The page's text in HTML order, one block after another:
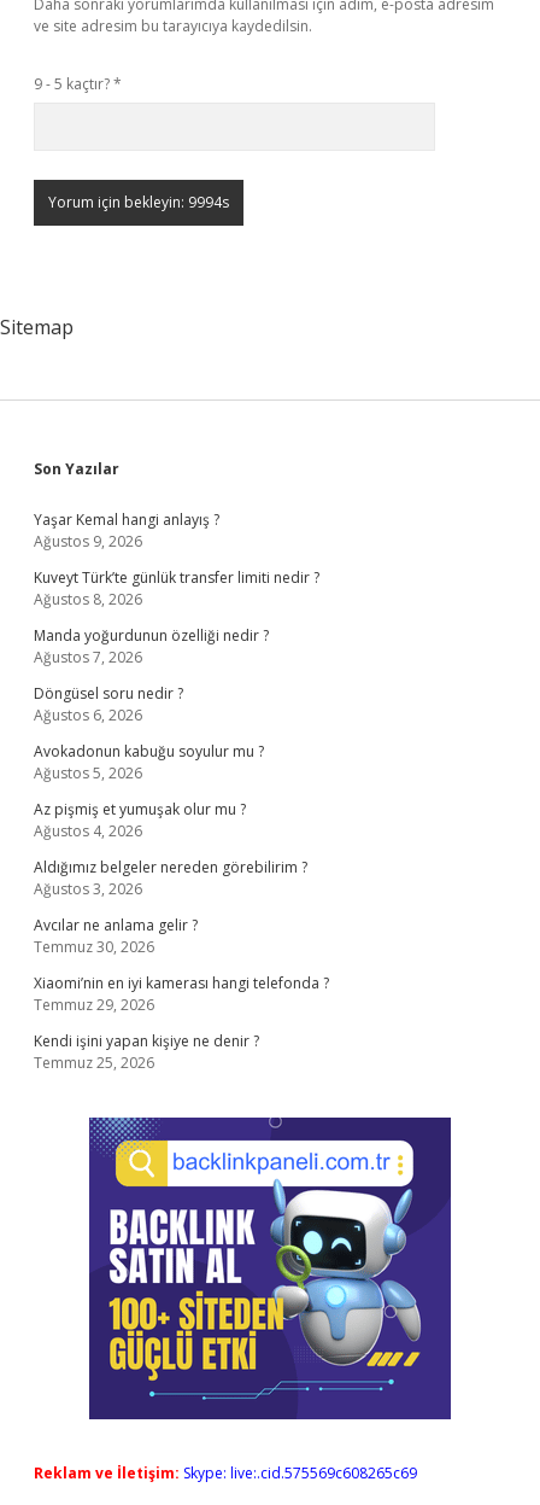
Daha sonraki yorumlarımda kullanılması için adım, e-posta adresim
ve site adresim bu tarayıcıya kaydedilsin.
9 - 5 kaçtır?*
Sitemap
Sidebar
Son Yazılar
Yaşar Kemal hangi anlayış ?
Ağustos 9, 2026
Kuveyt Türk’te günlük transfer limiti nedir ?
Ağustos 8, 2026
Manda yoğurdunun özelliği nedir ?
Ağustos 7, 2026
Döngüsel soru nedir ?
Ağustos 6, 2026
Avokadonun kabuğu soyulur mu ?
Ağustos 5, 2026
Az pişmiş et yumuşak olur mu ?
Ağustos 4, 2026
Aldığımız belgeler nereden görebilirim ?
Ağustos 3, 2026
Avcılar ne anlama gelir ?
Temmuz 30, 2026
Xiaomi’nin en iyi kamerası hangi telefonda ?
Temmuz 29, 2026
Kendi işini yapan kişiye ne denir ?
Temmuz 25, 2026
Reklam ve İletişim: Skype: live:.cid.575569c608265c69